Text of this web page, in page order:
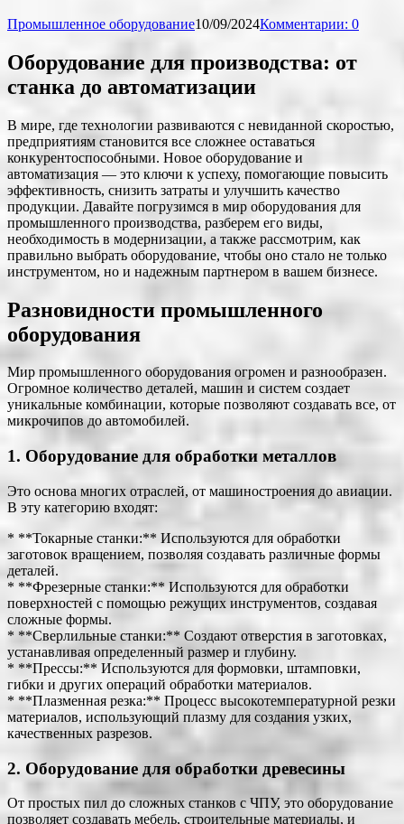
Промышленное оборудование10/09/2024Комментарии: 0
Оборудование для производства: от
станка до автоматизации
В мире, где технологии развиваются с невиданной скоростью,
предприятиям становится все сложнее оставаться
конкурентоспособными. Новое оборудование и
автоматизация — это ключи к успеху, помогающие повысить
эффективность, снизить затраты и улучшить качество
продукции. Давайте погрузимся в мир оборудования для
промышленного производства, разберем его виды,
необходимость в модернизации, а также рассмотрим, как
правильно выбрать оборудование, чтобы оно стало не только
инструментом, но и надежным партнером в вашем бизнесе.
Разновидности промышленного
оборудования
Мир промышленного оборудования огромен и разнообразен.
Огромное количество деталей, машин и систем создает
уникальные комбинации, которые позволяют создавать все, от
микрочипов до автомобилей.
1. Оборудование для обработки металлов
Это основа многих отраслей, от машиностроения до авиации.
В эту категорию входят:
* **Токарные станки:** Используются для обработки
заготовок вращением, позволяя создавать различные формы
деталей.
* **Фрезерные станки:** Используются для обработки
поверхностей с помощью режущих инструментов, создавая
сложные формы.
* **Сверлильные станки:** Создают отверстия в заготовках,
устанавливая определенный размер и глубину.
* **Прессы:** Используются для формовки, штамповки,
гибки и других операций обработки материалов.
* **Плазменная резка:** Процесс высокотемпературной резки
материалов, использующий плазму для создания узких,
качественных разрезов.
2. Оборудование для обработки древесины
От простых пил до сложных станков с ЧПУ, это оборудование
позволяет создавать мебель, строительные материалы, и